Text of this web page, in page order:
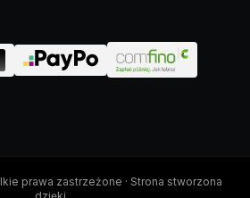
prawa zastrzeżone · Strona stworzona